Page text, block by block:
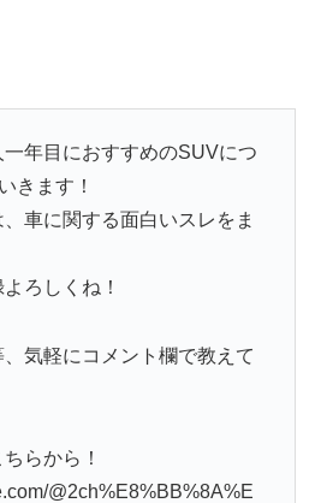
年目におすすめのSUVにつ
きます！
車に関する面白いスレをま
ろしくね！
気軽にコメント欄で教えて
らから！
@2ch%E8%BB%8A%E